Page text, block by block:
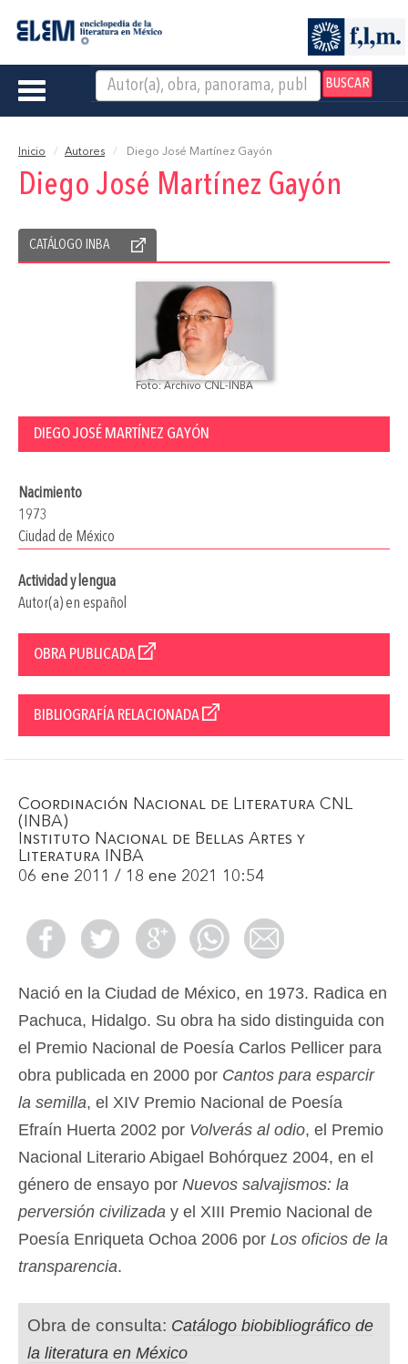
BUSCAR
Toggle
Inicio Autores Diego José Martínez Gayón
Diego José Martínez Gayón
CATÁLOGO INBA
Foto: Archivo CNL-INBA
DIEGO JOSÉ MARTÍNEZ GAYÓN
Nacimiento
1973
Ciudad de México
Actividad y lengua
Autor(a) en español
OBRA PUBLICADA
BIBLIOGRAFÍA RELACIONADA
Coordinación Nacional de Literatura CNL
(INBA)
Instituto Nacional de Bellas Artes y
Literatura INBA
06 ene 2011 / 18 ene 2021 10:54
Nació en la Ciudad de México, en 1973. Radica en
Pachuca, Hidalgo. Su obra ha sido distinguida con
el Premio Nacional de Poesía Carlos Pellicer para
obra publicada en 2000 por Cantos para esparcir
la semilla, el XIV Premio Nacional de Poesía
Efraín Huerta 2002 por Volverás al odio, el Premio
Nacional Literario Abigael Bohórquez 2004, en el
género de ensayo por Nuevos salvajismos: la
perversión civilizada y el XIII Premio Nacional de
Poesía Enriqueta Ochoa 2006 por Los oficios de la
transparencia.
Obra de consulta: Catálogo biobibliográfico de
la literatura en México